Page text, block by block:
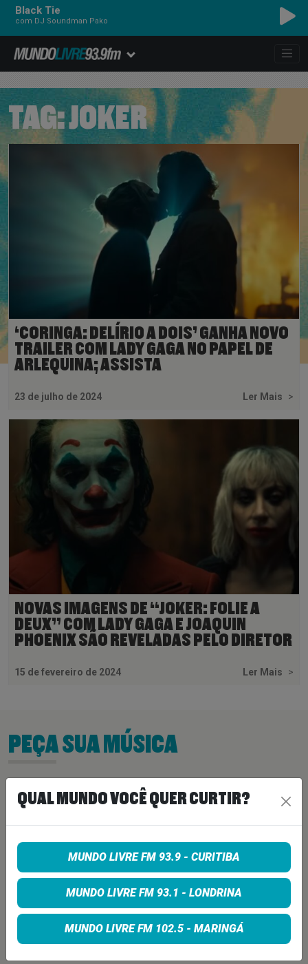
Black Tie
com DJ Soundman Pako
TAG:JOKER
‘CORINGA: DELÍRIO A DOIS’ GANHA NOVO
TRAILER COM LADY GAGA NO PAPEL DE
ARLEQUINA; ASSISTA
23 de julho de 2024 Ler Mais >
NOVAS IMAGENS DE “JOKER: FOLIE A
DEUX” COM LADY GAGA E JOAQUIN
PHOENIX SÃO REVELADAS PELO DIRETOR
15 de fevereiro de 2024 Ler Mais >
PEÇA SUA MÚSICA
Quer sugerir uma música para rolar na minha
programação? É só preencher os campos abaixo:
QUAL MUNDO VOCÊ QUER CURTIR?
MUNDO LIVRE FM 93.9 - CURITIBA
MUNDO LIVRE FM 93.1 - LONDRINA
MUNDO LIVRE FM 102.5 - MARINGÁ